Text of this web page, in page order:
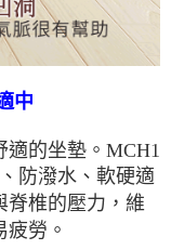
中
的坐墊。MCH1
防潑水、軟硬適
脊椎的壓力，維
勞。